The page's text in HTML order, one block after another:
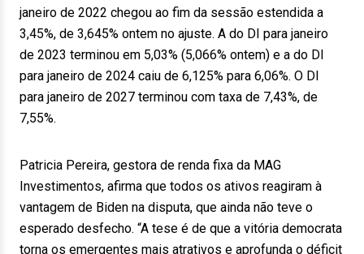
janeiro de 2022 chegou ao fim da sessão estendida a
3,45%, de 3,645% ontem no ajuste. A do DI para janeiro
de 2023 terminou em 5,03% (5,066% ontem) e a do DI
para janeiro de 2024 caiu de 6,125% para 6,06%. O DI
para janeiro de 2027 terminou com taxa de 7,43%, de
7,55%.
Patricia Pereira, gestora de renda fixa da MAG
Investimentos, afirma que todos os ativos reagiram à
vantagem de Biden na disputa, que ainda não teve o
esperado desfecho. “A tese é de que a vitória democrata
torna os emergentes mais atrativos e aprofunda o déficit